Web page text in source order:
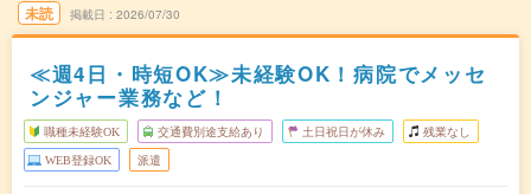
未読 掲載日 2026/07/30
≪週4日・時短OK≫未経験OK！病院でメッセ
ンジャー業務など！
職種未経験OK 交通費別途支給あり 土日祝日が休み 残業なし
WEB登録OK 派遣